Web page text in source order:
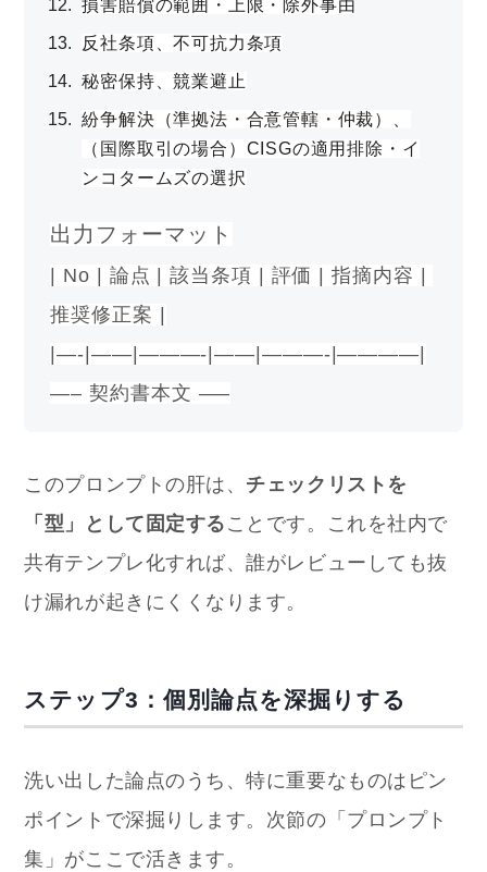
損害賠償の範囲・上限・除外事由
反社条項、不可抗力条項
秘密保持、競業避止
紛争解決（準拠法・合意管轄・仲裁）、
（国際取引の場合）CISGの適用排除・イ
ンコタームズの選択
出力フォーマット
| No | 論点 | 該当条項 | 評価 | 指摘内容 |
推奨修正案 |
|—-|——|———-|——|———-|————|
—– 契約書本文 —–
このプロンプトの肝は、 チェックリストを
「型」として固定する ことです。これを社内で
共有テンプレ化すれば、誰がレビューしても抜
け漏れが起きにくくなります。
ステップ3：個別論点を深掘りする
洗い出した論点のうち、特に重要なものはピン
ポイントで深掘りします。次節の「プロンプト
集」がここで活きます。